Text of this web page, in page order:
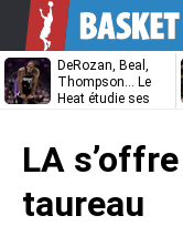
DeRozan, Beal,
Thompson… Le
Heat étudie ses
Unibet
LA
taureau